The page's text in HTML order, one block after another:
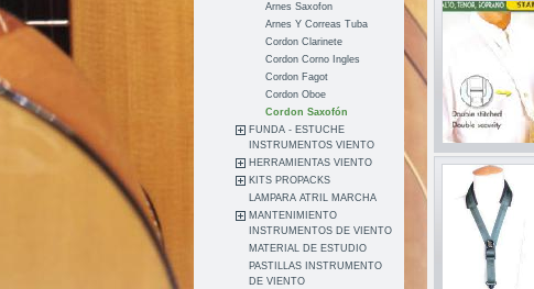
Arnes Saxofon
Arnes Y Correas Tuba
Cordon Clarinete
Cordon Corno Ingles
Cordon Fagot
Cordon Oboe
Cordon Saxofón
FUNDA - ESTUCHE
INSTRUMENTOS VIENTO
HERRAMIENTAS VIENTO
KITS PROPACKS
LAMPARA ATRIL MARCHA
MANTENIMIENTO
INSTRUMENTOS DE VIENTO
MATERIAL DE ESTUDIO
PASTILLAS INSTRUMENTO
DE VIENTO